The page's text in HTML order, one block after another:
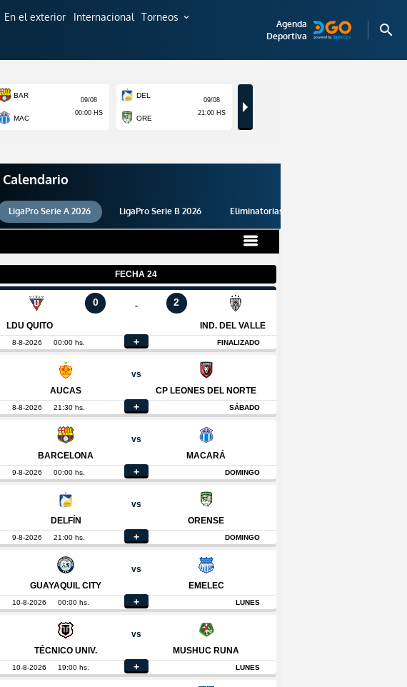
En el exterior Internacional Torneos expand_more
Agenda
Deportiva
search
Calendario
LigaPro Serie A 2026 LigaPro Serie B 2026 Eliminatorias 2026